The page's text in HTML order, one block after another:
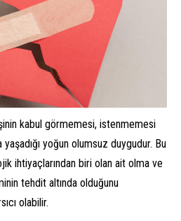
kabul görmemesi, istenmemesi
yaşadığı yoğun olumsuz duygudur. Bu
ihtiyaçlarından biri olan ait olma ve
tehdit altında olduğunu
olabilir.